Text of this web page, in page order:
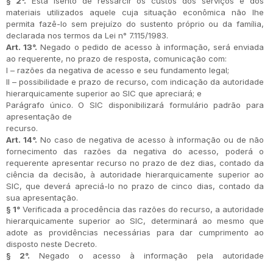
materiais utilizados aquele cuja situação econômica não lhe
permita fazê-lo sem prejuízo do sustento próprio ou da família,
declarada nos termos da Lei n° 7.115/1983.
Art. 13°. Negado o pedido de acesso à informação, será enviada
ao requerente, no prazo de resposta, comunicação com:
I – razões da negativa de acesso e seu fundamento legal;
II – possibilidade e prazo de recurso, com indicação da autoridade
hierarquicamente superior ao SIC que apreciará; e
Parágrafo único. O SIC disponibilizará formulário padrão para
apresentação de
recurso.
Art. 14°. No caso de negativa de acesso à informação ou de não
fornecimento das razões da negativa do acesso, poderá o
requerente apresentar recurso no prazo de dez dias, contado da
ciência da decisão, à autoridade hierarquicamente superior ao
SIC, que deverá apreciá-lo no prazo de cinco dias, contado da
sua apresentação.
§ 1° Verificada a procedência das razões do recurso, a autoridade
hierarquicamente superior ao SIC, determinará ao mesmo que
adote as providências necessárias para dar cumprimento ao
disposto neste Decreto.
§ 2°. Negado o acesso à informação pela autoridade